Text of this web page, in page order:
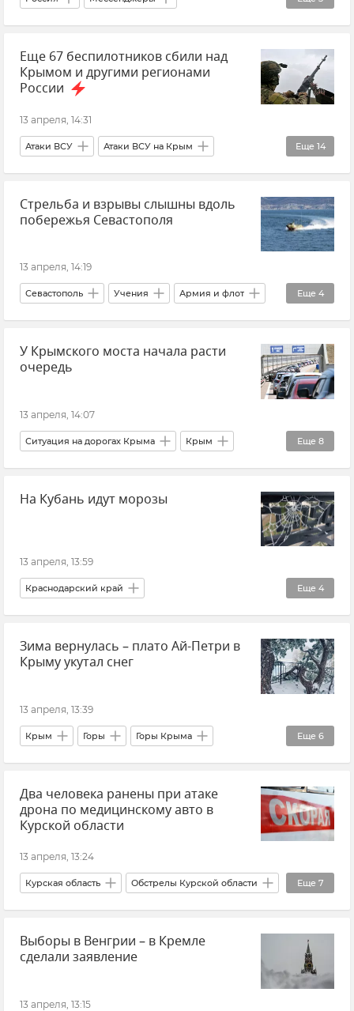
Национальный мессенджер МАКС Новости
Цифровая безопасность
Еще 67 беспилотников сбили над
Крымом и другими регионами
России
13 апреля, 14:31
Еще 14
Атаки ВСУ Атаки ВСУ на Крым
Министерство обороны РФ Крым
Черное море Беспилотник (БПЛА, дрон)
Безопасность Республики Крым и Севастополя
Брянская область Вологодская область
Новости Крыма
Срочные новости Крыма
Стрельба и взрывы слышны вдоль
побережья Севастополя
13 апреля, 14:19
Еще 4
Севастополь Учения Армия и флот
Михаил Развожаев Новости Севастополя
Безопасность Республики Крым и Севастополя
У Крымского моста начала расти
очередь
13 апреля, 14:07
Еще 8
Ситуация на дорогах Крыма Крым
Крымский мост
Очереди на Крымском мосту
На Кубань идут морозы
13 апреля, 13:59
Еще 4
Краснодарский край
МЧС Краснодарского края Погода
Заморозки Новости
Зима вернулась – плато Ай-Петри в
Крыму укутал снег
13 апреля, 13:39
Еще 6
Крым Горы Горы Крыма
Погода в Крыму Крымская погода
Крымский гидрометцентр Ай-Петри
Ангарский перевал Новости Крыма
Два человека ранены при атаке
дрона по медицинскому авто в
Курской области
13 апреля, 13:24
Еще 7
Курская область Обстрелы Курской области
Александр Хинштейн Атаки ВСУ
Обстрелы ВСУ Беспилотник (БПЛА, дрон)
Выборы в Венгрии – в Кремле
сделали заявление
13 апреля, 13:15